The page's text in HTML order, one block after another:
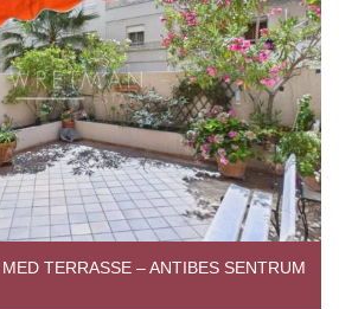
TERRASSE – ANTIBES SENTRUM